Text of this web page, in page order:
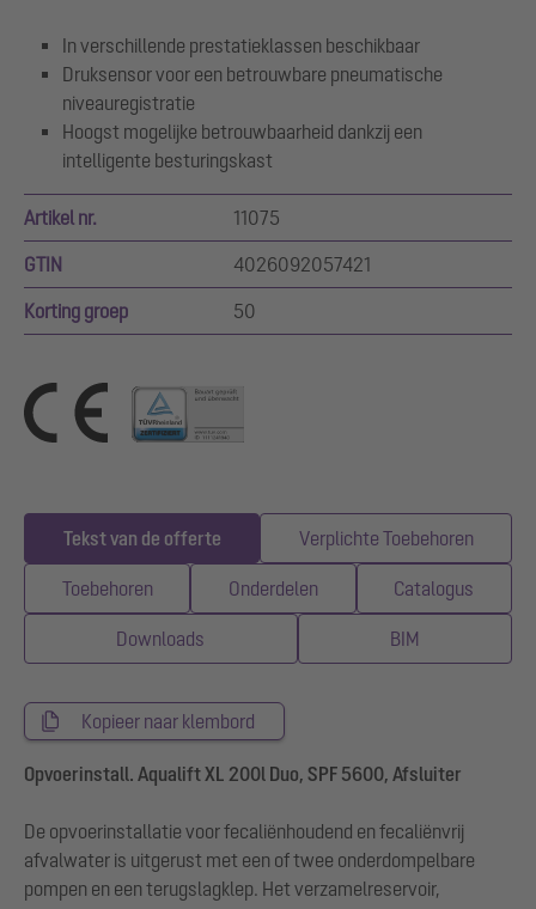
In verschillende prestatieklassen beschikbaar
Druksensor voor een betrouwbare pneumatische
niveauregistratie
Hoogst mogelijke betrouwbaarheid dankzij een
intelligente besturingskast
Artikel nr. 11075
GTIN 4026092057421
Korting groep 50
Tekst van de offerte Verplichte Toebehoren
Toebehoren Onderdelen Catalogus
Downloads BIM
Kopieer naar klembord
Opvoerinstall. Aqualift XL 200l Duo, SPF 5600, Afsluiter
De opvoerinstallatie voor fecaliënhoudend en fecaliënvrij
afvalwater is uitgerust met een of twee onderdompelbare
pompen en een terugslagklep. Het verzamelreservoir,